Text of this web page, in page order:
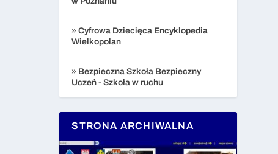
» Cyfrowa Dziecięca Encyklopedia
Wielkopolan
» Bezpieczna Szkoła Bezpieczny
Uczeń - Szkoła w ruchu
STRONA ARCHIWALNA